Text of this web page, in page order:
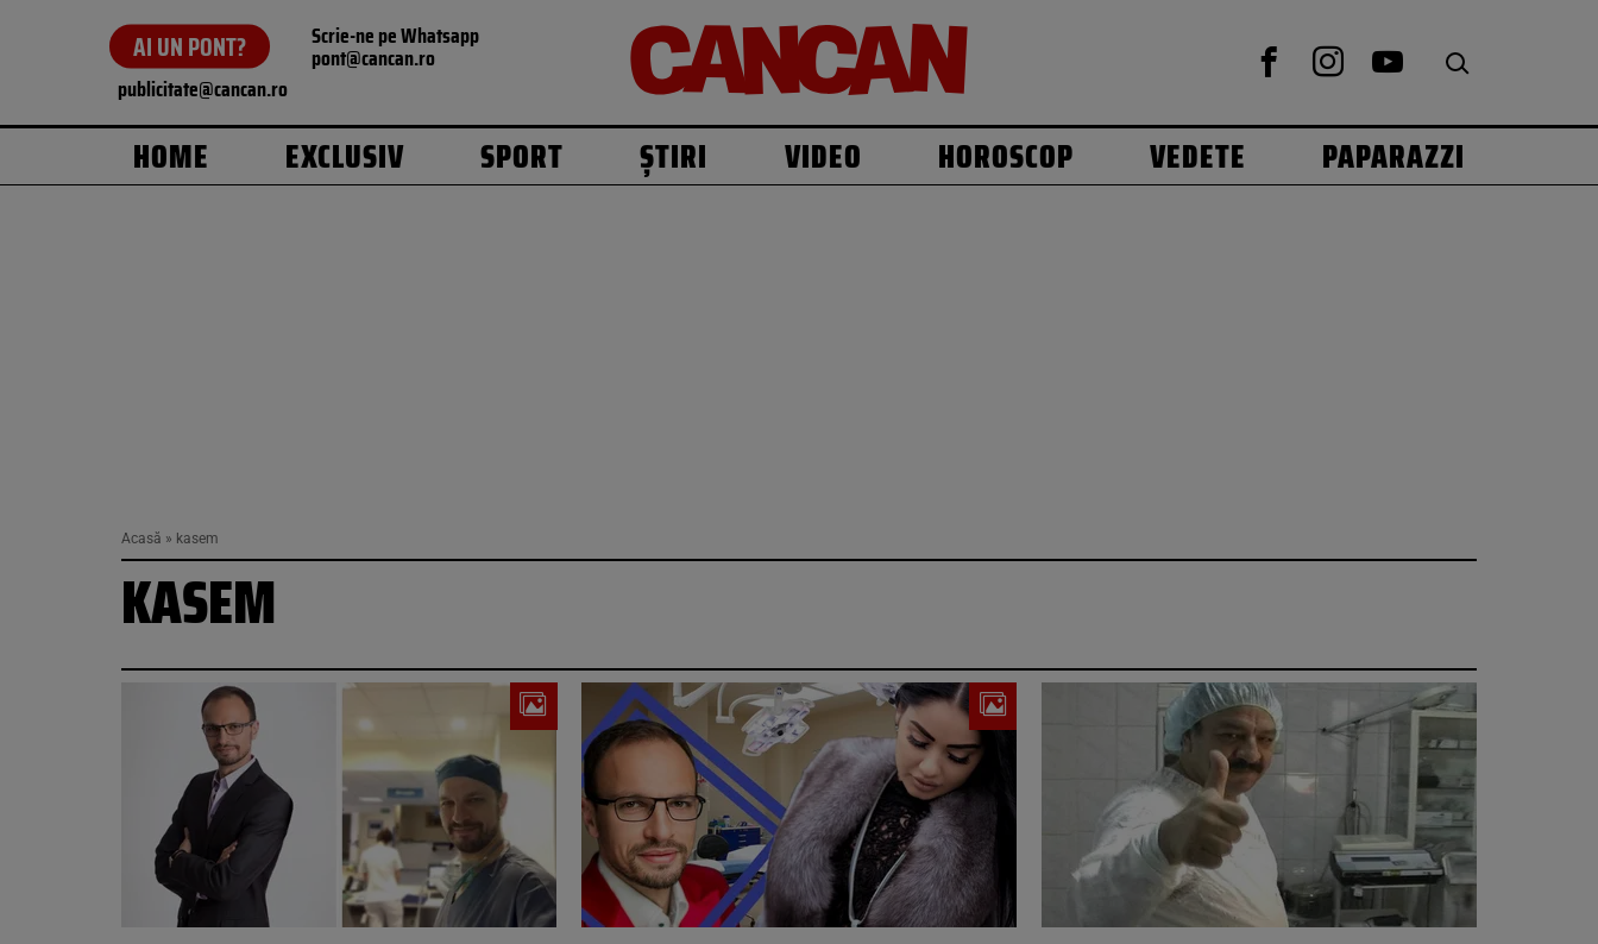
AI UN PONT? Scrie-ne pe Whatsapp
pont@cancan.ro
publicitate@cancan.ro
HOME EXCLUSIV SPORT ȘTIRI VIDEO HOROSCOP VEDETE PAPARAZZI
Acasă » kasem
KASEM